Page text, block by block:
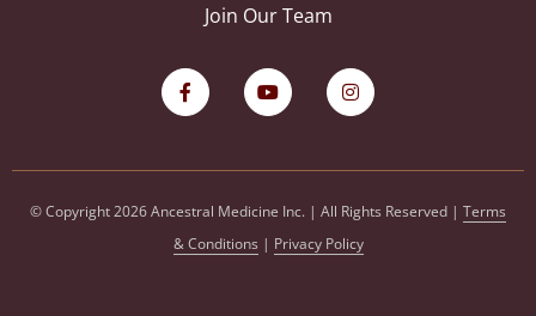
Join Our Team
© Copyright 2026 Ancestral Medicine Inc. | All Rights Reserved | Terms
& Conditions | Privacy Policy